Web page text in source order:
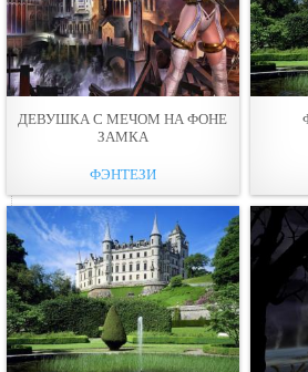
ДЕВУШКА С МЕЧОМ НА ФОНЕ
ЗАМКА
ФЭНТЕЗИ